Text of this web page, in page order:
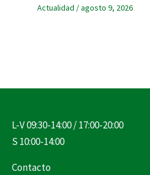
Actualidad /agosto 9, 2026
L-V 09:30-14:00 / 17:00-20:00
S 10:00-14:00
Contacto